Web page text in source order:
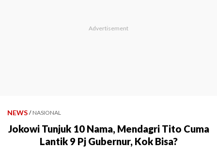
NEWS / NASIONAL
Jokowi Tunjuk 10 Nama, Mendagri Tito Cuma
Lantik 9 Pj Gubernur, Kok Bisa?